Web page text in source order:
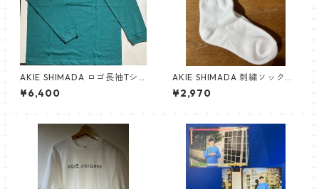
AKIE SHIMADA ロゴ長袖Tシ
ャツ（アイビーグリーン）NE
W!!
¥6,400
AKIE SHIMADA 刺繍ソックス
（白×黒）
¥2,970